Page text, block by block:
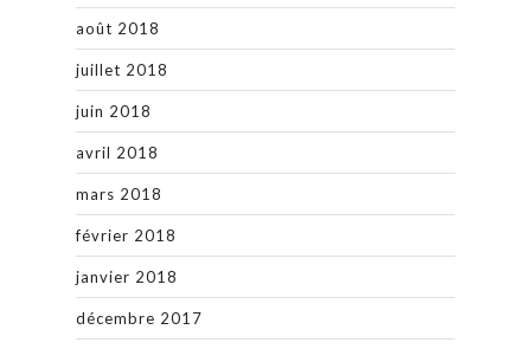
août 2018
juillet 2018
juin 2018
avril 2018
mars 2018
février 2018
janvier 2018
décembre 2017